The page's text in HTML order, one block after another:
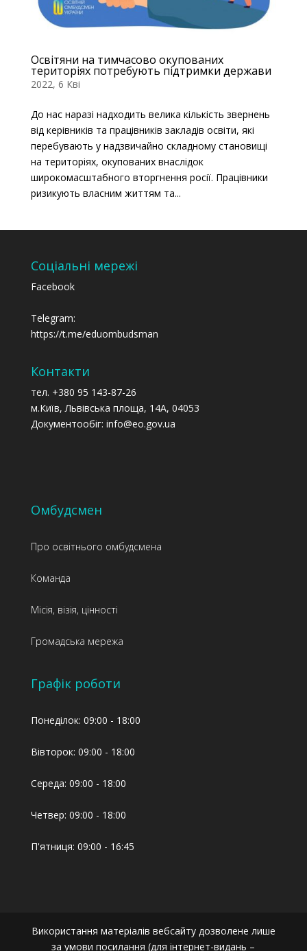
Освітяни на тимчасово окупованих
територіях потребують підтримки держави
2022, 6 Кві
До нас наразі надходить велика кількість звернень
від керівників та працівників закладів освіти, які
перебувають у надзвичайно складному становищі
на територіях, окупованих внаслідок
широкомасштабного вторгнення росії. Працівники
ризикують власним життям та...
Соціальні мережі
Facebook
Telegram:
https://t.me/eduombudsman
Контакти
тел. +380 95 143-87-26
м.Київ, Львівська площа, 14А, 04053
Документообіг: info@eo.gov.ua
Омбудсмен
Про освітнього омбудсмена
Команда
Місія, візія, цінності
Громадська мережа
Графік роботи
Понеділок: 09:00 - 18:00
Вівторок: 09:00 - 18:00
Середа: 09:00 - 18:00
Четвер: 09:00 - 18:00
П'ятниця: 09:00 - 16:45
Використання матеріалів вебсайту дозволене лише
за умови посилання (для інтернет-видань –